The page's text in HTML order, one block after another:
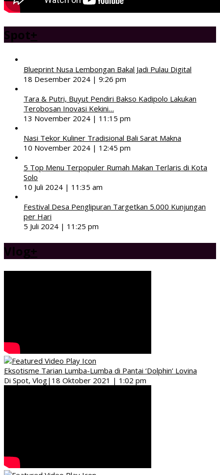
Spot+
Blueprint Nusa Lembongan Bakal Jadi Pulau Digital
18 Desember 2024 | 9:26 pm
Tara & Putri, Buyut Pendiri Bakso Kadipolo Lakukan
Terobosan Inovasi Kekini…
13 November 2024 | 11:15 pm
Nasi Tekor Kuliner Tradisional Bali Sarat Makna
10 November 2024 | 12:45 pm
5 Top Menu Terpopuler Rumah Makan Terlaris di Kota
Solo
10 Juli 2024 | 11:35 am
Festival Desa Penglipuran Targetkan 5.000 Kunjungan
per Hari
5 Juli 2024 | 11:25 pm
Vlog+
Eksotisme Tarian Lumba-Lumba di Pantai ‘Dolphin’ Lovina
Di Spot, Vlog| 18 Oktober 2021 | 1:02 pm